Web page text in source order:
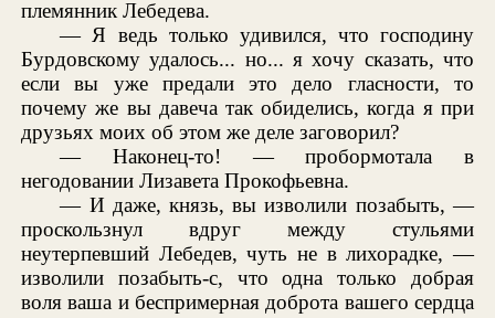
племянник Лебедева.
— Я ведь только удивился, что господину
Бурдовскому удалось... но... я хочу сказать, что
если вы уже предали это дело гласности, то
почему же вы давеча так обиделись, когда я при
друзьях моих об этом же деле заговорил?
— Наконец-то! — пробормотала в
негодовании Лизавета Прокофьевна.
— И даже, князь, вы изволили позабыть, —
проскользнул вдруг между стульями
неутерпевший Лебедев, чуть не в лихорадке, —
изволили позабыть-с, что одна только добрая
воля ваша и беспримерная доброта вашего сердца